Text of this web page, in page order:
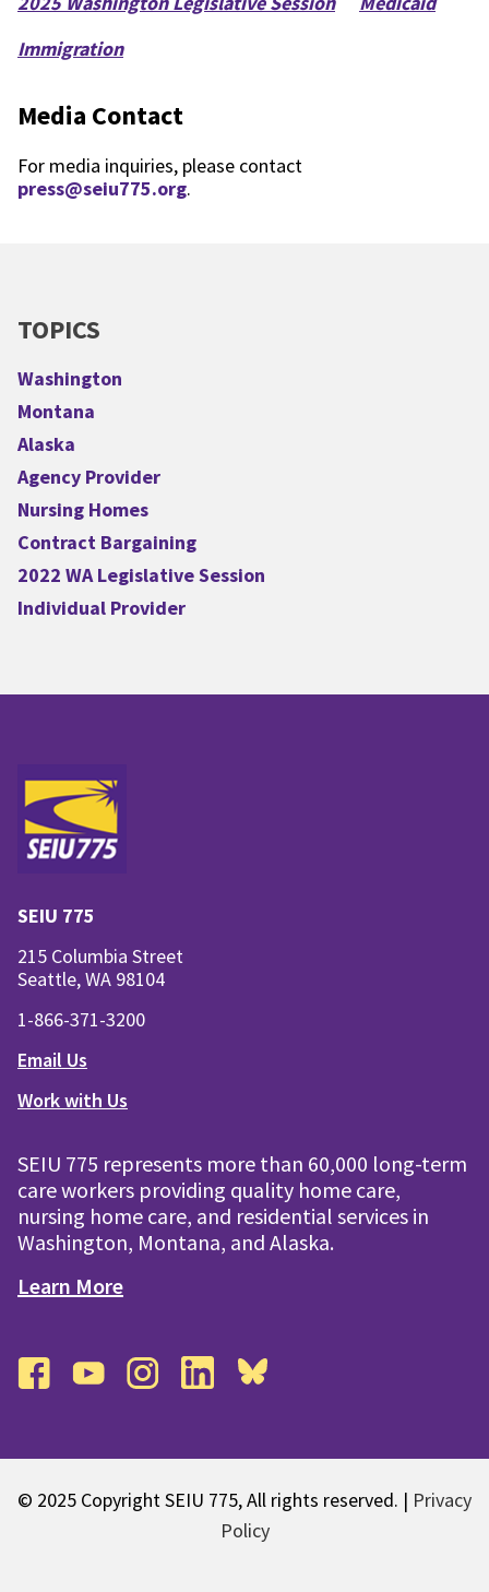
Immigration
Media Contact
For media inquiries, please contact
press@seiu775.org.
TOPICS
Washington
Montana
Alaska
Agency Provider
Nursing Homes
Contract Bargaining
2022 WA Legislative Session
Individual Provider
SEIU 775
215 Columbia Street
Seattle, WA 98104
1-866-371-3200
Email Us
Work with Us
SEIU 775 represents more than 60,000 long-term
care workers providing quality home care,
nursing home care, and residential services in
Washington, Montana, and Alaska.
Learn More
© 2025 Copyright SEIU 775, All rights reserved. | Privacy
Policy